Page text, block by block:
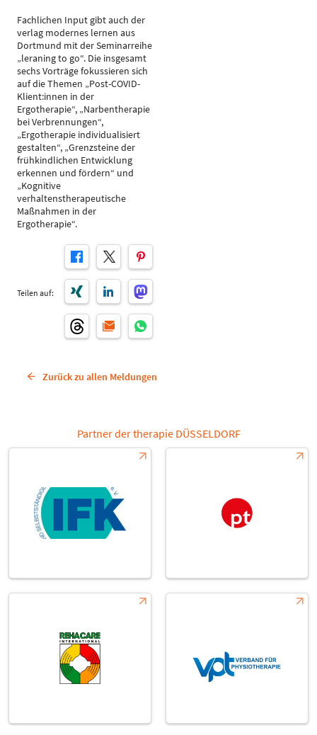
Fachlichen Input gibt auch der
verlag modernes lernen aus
Dortmund mit der Seminarreihe
„leraning to go“. Die insgesamt
sechs Vorträge fokussieren sich
auf die Themen „Post-COVID-
Klient:innen in der
Ergotherapie“, „Narbentherapie
bei Verbrennungen“,
„Ergotherapie individualisiert
gestalten“, „Grenzsteine der
frühkindlichen Entwicklung
erkennen und fördern“ und
„Kognitive
verhaltenstherapeutische
Maßnahmen in der
Ergotherapie“.
Teilen auf:
Zurück zu allen Meldungen
Partner der therapie DÜSSELDORF